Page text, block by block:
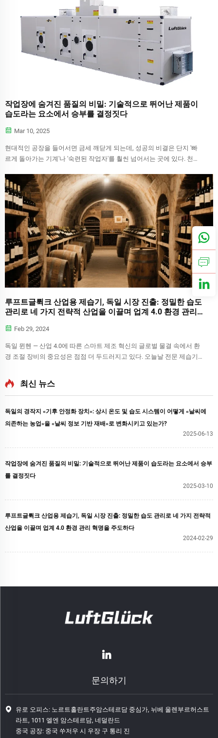
작업장에 숨겨진 품질의 비밀: 기술적으로 뛰어난 제품이
습도라는 요소에서 승부를 결정짓다
Mar 10, 2025
현대적인 공장을 들어서면 금세 깨닫게 되는데, 성공의 비결은 단지 '빠
르게 돌아가는 기계'나 '숙련된 작업자'를 훨씬 넘어서는 곳에 있다. 천장
루프트글뤽크 산업용 제습기, 독일 시장 진출: 정밀한 습도
관리로 네 가지 전략적 산업을 이끌며 업계 4.0 환경 관리
Feb 29, 2024
독일 뮌헨 — 산업 4.0에 따른 스마트 제조 혁신의 글로벌 물결 속에서 환
경 조절 장비의 중요성은 점점 더 두드러지고 있다. 오늘날 전문 제습기
최신 뉴스
독일의 경작지 «기후 안정화 장치»: 상시 온도 및 습도 시스템이 어떻게 «날씨에
의존하는 농업»을 «날씨 정보 기반 재배»로 변화시키고 있는가?
2025-06-13
작업장에 숨겨진 품질의 비밀: 기술적으로 뛰어난 제품이 습도라는 요소에서 승부
를 결정짓다
2025-03-10
루프트글뤽크 산업용 제습기, 독일 시장 진출: 정밀한 습도 관리로 네 가지 전략적
산업을 이끌며 업계 4.0 환경 관리 혁명을 주도하다​​
2024-02-29
문의하기
유로 오피스: 노르트홀란트주암스테르담 중심가, 뉘베 울렌부르허스트
라트, 1011 엘엔 암스테르담, 네덜란드
중국 공장: 중국 쑤저우 시 우장 구 통리 진